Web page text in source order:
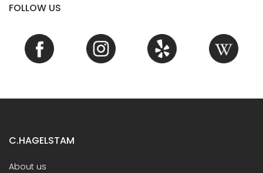
FOLLOW US
C.HAGELSTAM
About us